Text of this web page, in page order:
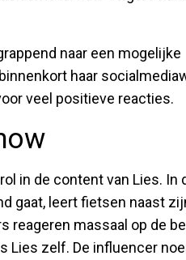
naar een mogelijke
haar
veel positieve reacties.
in de content van Lies. In
gaat, leert fietsen naast
reageren massaal op de
Lies zelf. De influencer